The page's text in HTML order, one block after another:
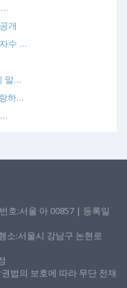
…
개
수 …
말…
하…
호:서울 아 00857 | 등록일
소:서울시 강남구 논현로
법의 보호에 따라 무단 전재